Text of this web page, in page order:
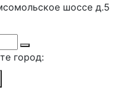
шоссе д.5
город: